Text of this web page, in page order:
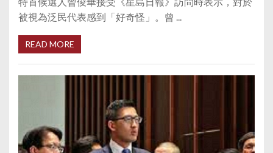
被視為泛民代表感到「好奇怪」。曾 ...
READ MORE